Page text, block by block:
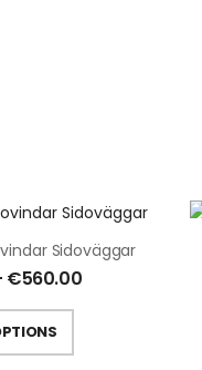
Sidoväggar
€560.00